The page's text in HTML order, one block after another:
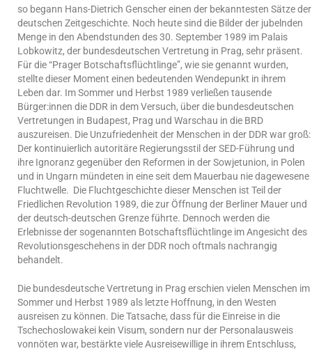
so begann Hans-Dietrich Genscher einen der bekanntesten Sätze der
deutschen Zeitgeschichte. Noch heute sind die Bilder der jubelnden
Menge in den Abendstunden des 30. September 1989 im Palais
Lobkowitz, der bundesdeutschen Vertretung in Prag, sehr präsent.
Für die “Prager Botschaftsflüchtlinge”, wie sie genannt wurden,
stellte dieser Moment einen bedeutenden Wendepunkt in ihrem
Leben dar. Im Sommer und Herbst 1989 verließen tausende
Bürger:innen die DDR in dem Versuch, über die bundesdeutschen
Vertretungen in Budapest, Prag und Warschau in die BRD
auszureisen. Die Unzufriedenheit der Menschen in der DDR war groß:
Der kontinuierlich autoritäre Regierungsstil der SED-Führung und
ihre Ignoranz gegenüber den Reformen in der Sowjetunion, in Polen
und in Ungarn mündeten in eine seit dem Mauerbau nie dagewesene
Fluchtwelle. Die Fluchtgeschichte dieser Menschen ist Teil der
Friedlichen Revolution 1989, die zur Öffnung der Berliner Mauer und
der deutsch-deutschen Grenze führte. Dennoch werden die
Erlebnisse der sogenannten Botschaftsflüchtlinge im Angesicht des
Revolutionsgeschehens in der DDR noch oftmals nachrangig
behandelt.
Die bundesdeutsche Vertretung in Prag erschien vielen Menschen im
Sommer und Herbst 1989 als letzte Hoffnung, in den Westen
ausreisen zu können. Die Tatsache, dass für die Einreise in die
Tschechoslowakei kein Visum, sondern nur der Personalausweis
vonnöten war, bestärkte viele Ausreisewillige in ihrem Entschluss,